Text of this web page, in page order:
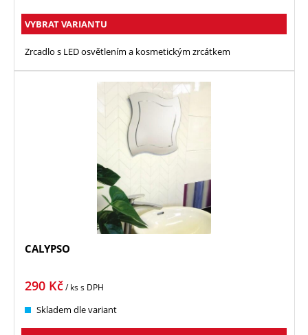
VYBRAT VARIANTU
Zrcadlo s LED osvětlením a kosmetickým zrcátkem
CALYPSO
290 Kč/ kss DPH
Skladem dle variant